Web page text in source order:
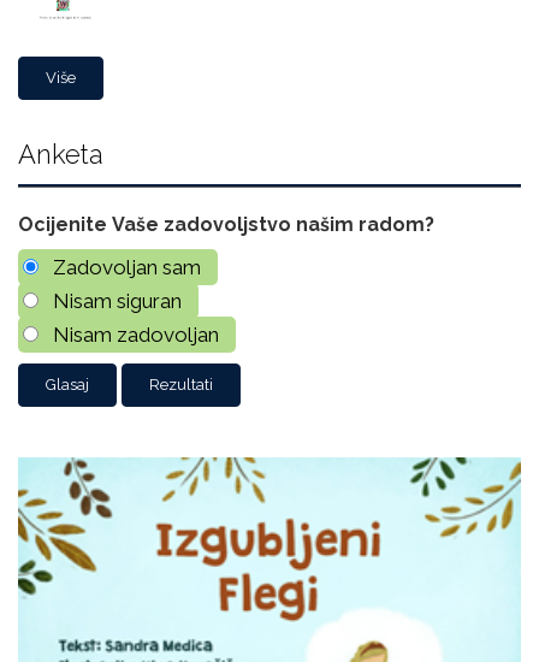
Više
Anketa
Ocijenite Vaše zadovoljstvo našim radom?
Zadovoljan sam
Nisam siguran
Nisam zadovoljan
Rezultati